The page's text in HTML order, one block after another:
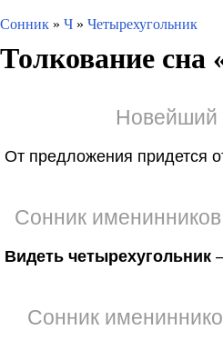
Сонник » Ч » Четырехугольник
Толкование сна
Новейший
От предложения придется
Сонник
Видеть четырехугольник
Сонник